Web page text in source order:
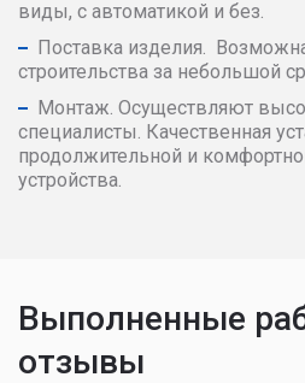
виды, с автоматикой и без.
Поставка изделия.
строительства за небольшой
Монтаж. Осуществляют
специалисты. Качественная
продолжительной и
устройства.
Выполненные
отзывы